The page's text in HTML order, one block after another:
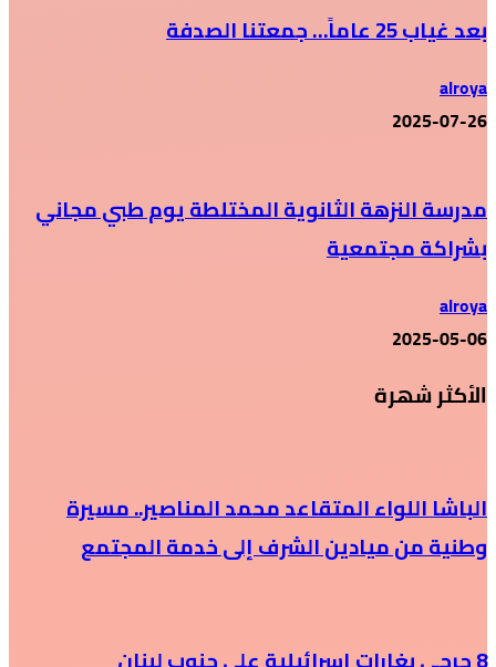
بعد غياب 25 عاماً… جمعتنا الصدفة
alroya
2025-07-26
مدرسة النزهة الثانوية المختلطة يوم طبي مجاني
بشراكة مجتمعية
alroya
2025-05-06
الأكثر شهرة
الباشا اللواء المتقاعد محمد المناصير.. مسيرة
وطنية من ميادين الشرف إلى خدمة المجتمع